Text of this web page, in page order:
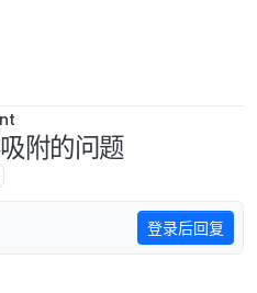
附的问题
登录后回复